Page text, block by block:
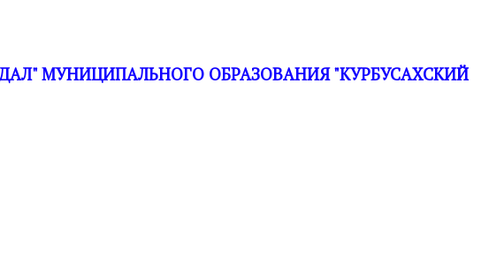
МУНИЦИПАЛЬНОГО ОБРАЗОВАНИЯ "КУРБУСАХСКИЙ